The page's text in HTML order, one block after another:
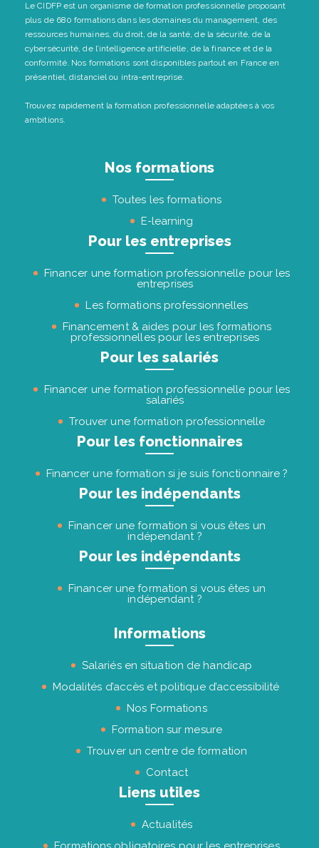
Le CIDFP est un organisme de formation professionnelle proposant
plus de 680 formations dans les domaines du management, des
ressources humaines, du droit, de la santé, de la sécurité, de la
cybersécurité, de l’intelligence artificielle, de la finance et de la
conformité. Nos formations sont disponibles partout en France en
présentiel, distanciel ou intra-entreprise.
Trouvez rapidement la formation professionnelle adaptées à vos
ambitions.
Nos formations
Toutes les formations
E-learning
Pour les entreprises
Financer une formation professionnelle pour les
entreprises
Les formations professionnelles
Financement & aides pour les formations
professionnelles pour les entreprises
Pour les salariés
Financer une formation professionnelle pour les
salariés
Trouver une formation professionnelle
Pour les fonctionnaires
Financer une formation si je suis fonctionnaire ?
Pour les indépendants
Financer une formation si vous êtes un
indépendant ?
Pour les indépendants
Financer une formation si vous êtes un
indépendant ?
Informations
Salariés en situation de handicap
Modalités d’accès et politique d’accessibilité
Nos Formations
Formation sur mesure
Trouver un centre de formation
Contact
Liens utiles
Actualités